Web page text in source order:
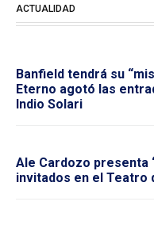
ACTUALIDAD
Banfield tendrá su
Eterno agotó las
Indio Solari
Ale Cardozo presenta
invitados en el Teatro